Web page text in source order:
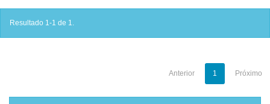
Resultado 1-1 de 1.
Anterior 1 Próximo